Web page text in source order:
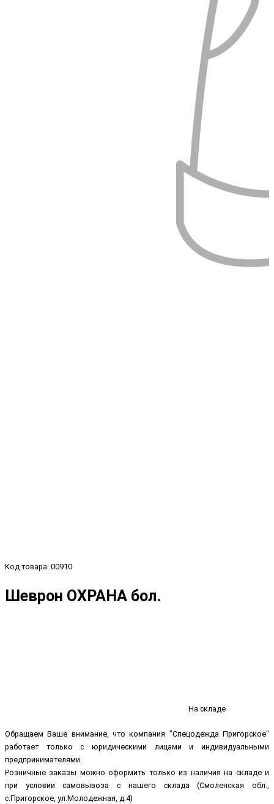
Код товара: 00910
Шеврон ОХРАНА бол.
На складе
Обращаем Ваше внимание, что компания "Спецодежда Пригорское"
работает только с юридическими лицами и индивидуальными
предпринимателями.
Розничные заказы можно оформить только из наличия на складе и
при условии самовывоза с нашего склада (Смоленская обл.,
с.Пригорское, ул.Молодежная, д.4)